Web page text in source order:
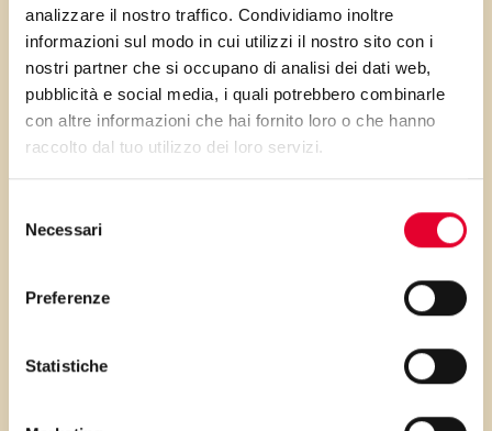
analizzare il nostro traffico. Condividiamo inoltre
informazioni sul modo in cui utilizzi il nostro sito con i
nostri partner che si occupano di analisi dei dati web,
pubblicità e social media, i quali potrebbero combinarle
con altre informazioni che hai fornito loro o che hanno
raccolto dal tuo utilizzo dei loro servizi.
delNecessari
Preferenze
Statistiche
servire agli amici
Buoni dolci da Veronica e da
Vallé ♥
PRIMA GLI